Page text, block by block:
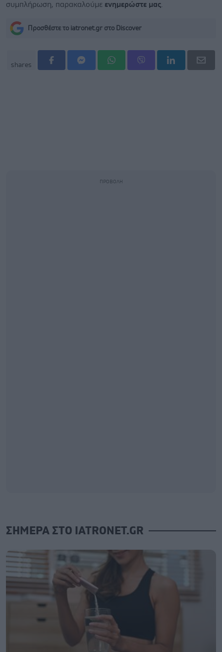
συμπλήρωση, παρακαλούμε ενημερώστε μας
Προσθέστε το iatronet.gr στο Discover
shares
ΣΗΜΕΡΑ ΣΤΟ IATRONET.GR